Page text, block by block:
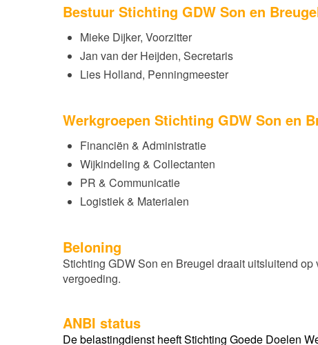
Bestuur Stichting GDW Son en
Mieke Dijker, Voorzitter
Jan van der Heijden, Secretaris
Lies Holland, Penningmeester
Werkgroepen Stichting GDW Son en
Financiën & Administratie
Wijkindeling & Collectanten
PR & Communicatie
Logistiek & Materialen
Beloning
Stichting GDW Son en Breugel draait uitsluitend
vergoeding.
ANBI status
De belastingdienst heeft Stichting Goede Doelen